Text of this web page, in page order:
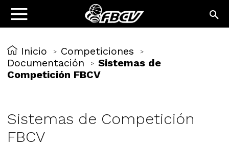
Inicio > Competiciones >
Documentación > Sistemas de
Competición FBCV
Sistemas de Competición
FBCV